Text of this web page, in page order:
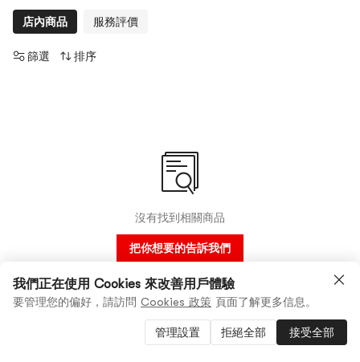
店內商品 服務評價
篩選 排序
沒有找到相關商品
把你想要的告訴我們
我們正在使用 Cookies 來改善用戶體驗
要管理您的偏好，請訪問 Cookies 政策 頁面了解更多信息。
管理設置 拒絕全部 接受全部